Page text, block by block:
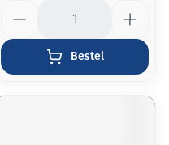
Bestel